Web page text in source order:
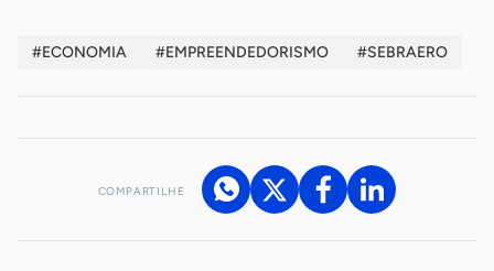
#ECONOMIA #EMPREENDEDORISMO #SEBRAERO
COMPARTILHE